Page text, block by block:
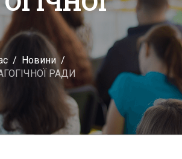
Новини
РАДИ